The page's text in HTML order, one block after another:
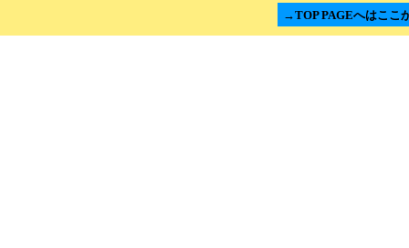
→TOP PAGEへはここ